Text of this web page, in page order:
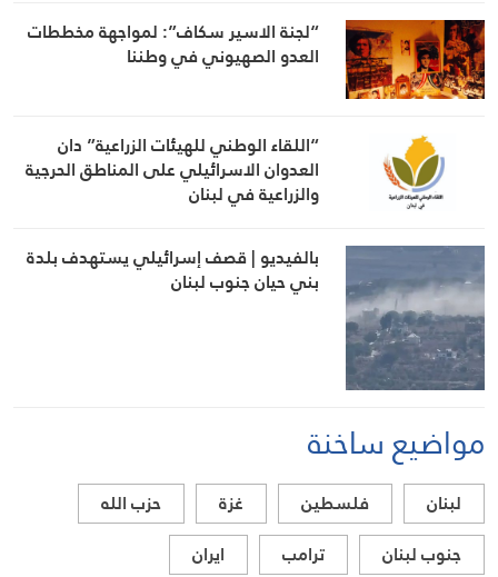
“لجنة الاسير سكاف”: لمواجهة مخططات
العدو الصهيوني في وطننا
“اللقاء الوطني للهيئات الزراعية” دان
العدوان الاسرائيلي على المناطق الحرجية
والزراعية في لبنان
بالفيديو | قصف إسرائيلي يستهدف بلدة
بني حيان جنوب لبنان
مواضيع ساخنة
لبنان فلسطين غزة
حزب الله
جنوب لبنان
ترامب
ايران